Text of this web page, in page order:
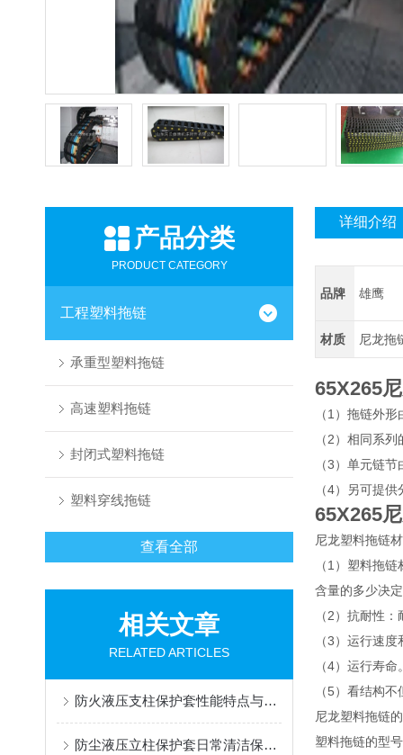
产品分类
PRODUCT CATEGORY
工程塑料拖链
承重型塑料拖链
高速塑料拖链
封闭式塑料拖链
塑料穿线拖链
查看全部
相关文章
RELATED ARTICLES
防火液压支柱保护套性能特点与阻燃防护应用
防尘液压立柱保护套日常清洁保养与更换规范
详细介绍
品牌 雄鹰
材质 尼龙拖
65X265
（1）拖链外
（2）相同系
（3）单元链
（4）另可提
65X265
尼龙塑料拖链
（1）塑料拖
含量的多少决
（2）抗耐性
（3）运行速
（4）运行寿命
（5）看结构
尼龙塑料拖链
塑料拖链的型